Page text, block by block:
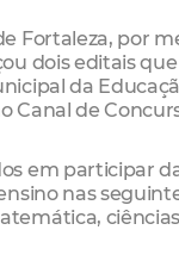
Fortaleza, por
dois editais
da
Canal de
em participar
nas